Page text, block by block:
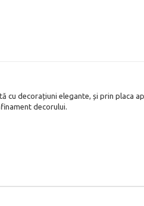
cu decorațiuni elegante, și prin placa
decorului.